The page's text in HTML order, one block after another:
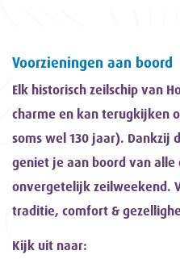
Voorzieningen aan boord
Elk historisch zeilschip van
charme en kan terugkijken
soms wel 130 jaar). Dankzij
geniet je aan boord van
onvergetelijk zeilweekend.
traditie, comfort &
Kijk uit naar: